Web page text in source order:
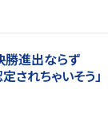
勝進出ならず
されちゃいそう」